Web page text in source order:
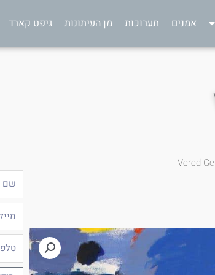
אמנים תערוכות מן העיתונות גיפט קארד
Vered
טלפון